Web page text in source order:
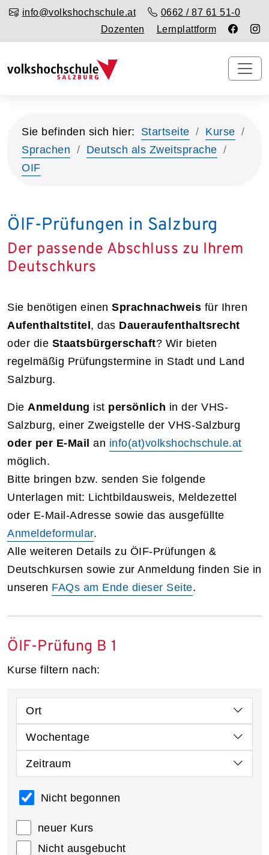
info@volkshochschule.at
0662 / 87 61 51-0
Dozenten
Lernplattform
Sie befinden sich hier: Startseite
Kurse
Sprachen
Deutsch als Zweitsprache
OIF
ÖIF-Prüfungen in Salzburg
Der passende Abschluss zu Ihrem
Deutschkurs
Sie benötigen einen Sprachnachweis für Ihren
Aufenthaltstitel, das Daueraufenthaltsrecht
oder die Staatsbürgerschaft? Wir bieten
regelmäßig Prüfungstermine in Stadt und Land
Salzburg.
Die Anmeldung ist persönlich in der VHS-
Salzburg, einer Zweigstelle der VHS-Salzburg
oder per E-Mail an info(at)volkshochschule.at
möglich.
Bitte bringen bzw. senden Sie folgende
Unterlagen mit: Lichtbildausweis, Meldezettel
oder E-Mail-Adresse sowie das ausgefüllte
Anmeldeformular.
Alle weiteren Details zu ÖIF-Prüfungen &
Deutschkursen sowie zur Anmeldung finden Sie in
unseren FAQs am Ende dieser Seite.
ÖIF-Prüfung B 1
Kurse filtern nach:
Ort
Wochentage
Zeitraum
Nicht begonnen
neuer Kurs
Nicht ausgebucht